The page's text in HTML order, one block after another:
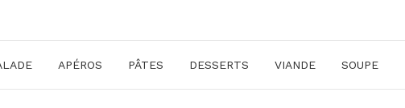
APÉROS PÂTES DESSERTS VIANDE SOUPE